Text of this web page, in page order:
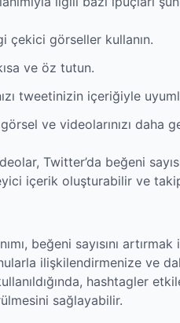
çekici görseller kullanın.
ve öz tutun.
tweetinizin içeriğiyle
ve videolarınızı daha
Twitter’da beğeni
içerik oluşturabilir ve
beğeni sayısını
ilişkilendirmenize ve
hashtagler
sağlayabilir.